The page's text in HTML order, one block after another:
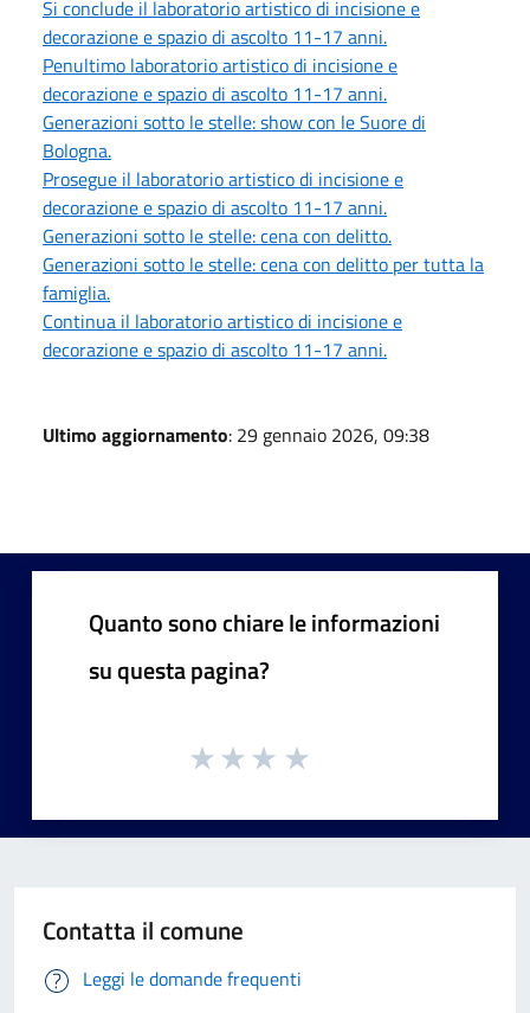
Si conclude il laboratorio artistico di incisione e
decorazione e spazio di ascolto 11-17 anni.
Penultimo laboratorio artistico di incisione e
decorazione e spazio di ascolto 11-17 anni.
Generazioni sotto le stelle: show con le Suore di
Bologna.
Prosegue il laboratorio artistico di incisione e
decorazione e spazio di ascolto 11-17 anni.
Generazioni sotto le stelle: cena con delitto.
Generazioni sotto le stelle: cena con delitto per tutta la
famiglia.
Continua il laboratorio artistico di incisione e
decorazione e spazio di ascolto 11-17 anni.
Ultimo aggiornamento: 29 gennaio 2026, 09:38
Quanto sono chiare le informazioni
su questa pagina?
Contatta il comune
Leggi le domande frequenti